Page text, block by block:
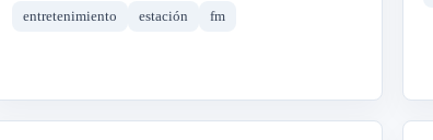
entretenimiento estación fm